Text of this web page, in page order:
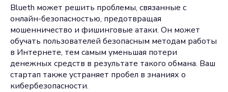
Blueth может решить проблемы, связанные с
онлайн-безопасностью, предотвращая
мошенничество и фишинговые атаки. Он может
обучать пользователей безопасным методам работы
в Интернете, тем самым уменьшая потери
денежных средств в результате такого обмана. Ваш
стартап также устраняет пробел в знаниях о
кибербезопасности.